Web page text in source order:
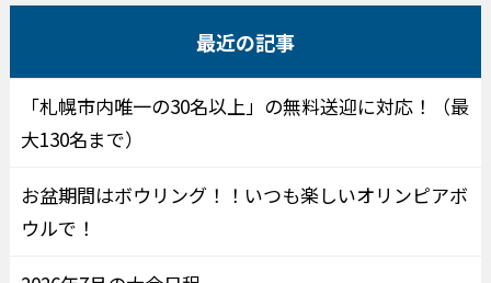
最近の記事
「札幌市内唯一の30名以上」の無料送迎に対応！（最
大130名まで）
お盆期間はボウリング！！いつも楽しいオリンピアボ
ウルで！